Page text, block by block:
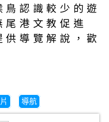
鳥認識較少的遊
尾港文教促進
供導覽解說，歡
導航